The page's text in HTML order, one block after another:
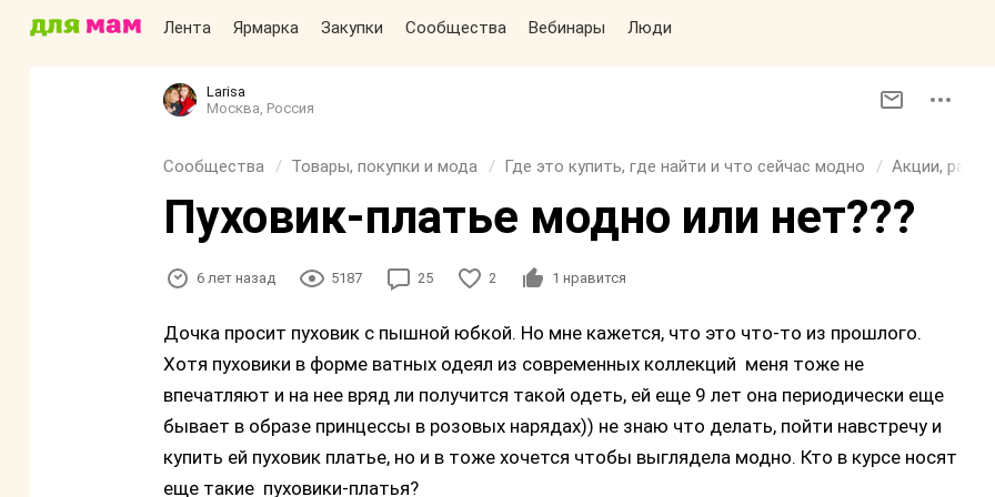
Лента Ярмарка Закупки Сообщества Вебинары Люди
Larisa
Москва, Россия
Сообщества Товары, покупки и мода Где это купить, где найти и что сейчас модно Акции,
Пуховик-платье модно или нет???
6 лет назад 5187 25 2 1 нравится
Дочка просит пуховик с пышной юбкой. Но мне кажется, что это что-то из прошлого.
Хотя пуховики в форме ватных одеял из современных коллекций меня тоже не
впечатляют и на нее вряд ли получится такой одеть, ей еще 9 лет она периодически еще
бывает в образе принцессы в розовых нарядах)) не знаю что делать, пойти навстречу и
купить ей пуховик платье, но и в тоже хочется чтобы выглядела модно. Кто в курсе носят
еще такие пуховики-платья?